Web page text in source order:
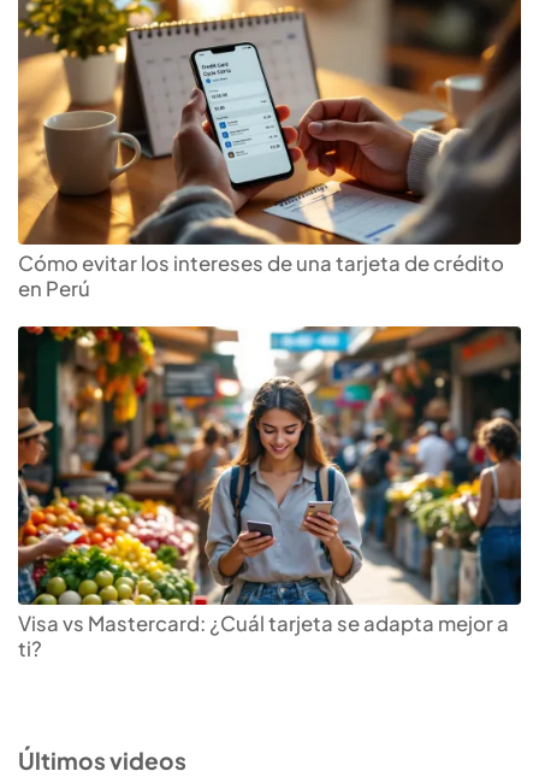
Cómo evitar los intereses de una tarjeta de crédito
en Perú
Visa vs Mastercard: ¿Cuál tarjeta se adapta mejor a
ti?
Últimos videos